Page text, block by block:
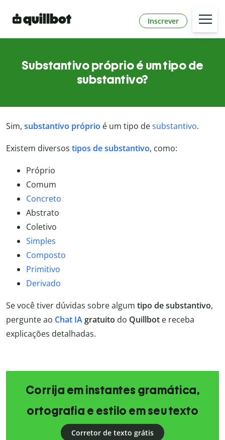
Inscrever
Substantivo próprio é um tipo de
substantivo?
Sim, substantivo próprio é um tipo desubstantivo.
Existem diversos tipos de substantivo, como:
Próprio
Comum
Concreto
Abstrato
Coletivo
Simples
Composto
Primitivo
Derivado
Se você tiver dúvidas sobre algum tipo de substantivo,
pergunte ao Chat IAgratuito do Quillbot e receba
explicações detalhadas.
Corrija em instantes gramática,
ortografia e estilo em seu texto
Corretor de texto grátis